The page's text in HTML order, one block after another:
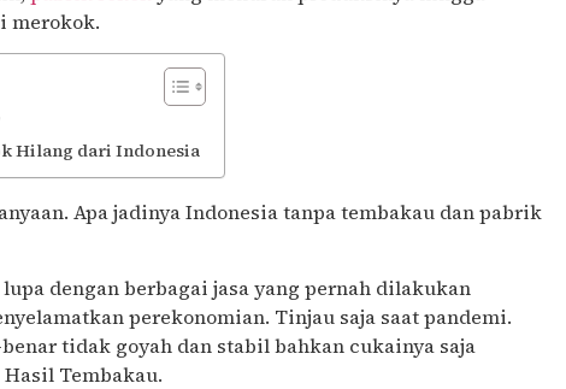
merokok.
Hilang dari Indonesia
Apa jadinya Indonesia tanpa tembakau dan pabrik
dengan berbagai jasa yang pernah dilakukan
perekonomian. Tinjau saja saat pandemi.
tidak goyah dan stabil bahkan cukainya saja
Tembakau.